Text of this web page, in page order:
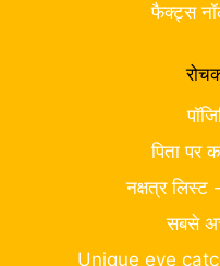
फैक्ट्स
पिता पर
नक्षत्र
सबसे
Unique eye